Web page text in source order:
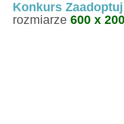
Konkurs
rozmiarze 600 x 200